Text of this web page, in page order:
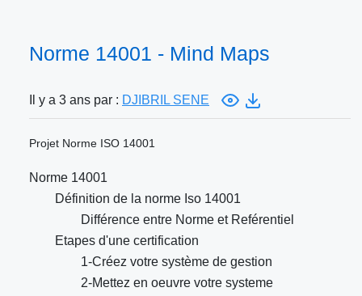
Norme 14001 - Mind Maps
Il y a 3 ans par : DJIBRIL SENE
Projet Norme ISO 14001
Norme 14001
Définition de la norme Iso 14001
Différence entre Norme et Reférentiel
Etapes d'une certification
1-Créez votre système de gestion
2-Mettez en oeuvre votre systeme